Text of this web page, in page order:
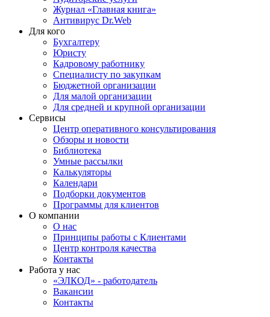
Журнал «Главная книга»
Антивирус Dr.Web
Для кого
Бухгалтеру
Юристу
Кадровому работнику
Специалисту по закупкам
Бюджетной организации
Для малой организации
Для средней и крупной организации
Сервисы
Центр оперативного консультирования
Обзоры и новости
Библиотека
Умные рассылки
Калькуляторы
Календари
Подборки документов
Программы для клиентов
О компании
О нас
Принципы работы с Клиентами
Центр контроля качества
Контакты
Работа у нас
«ЭЛКОД» - работодатель
Вакансии
Контакты